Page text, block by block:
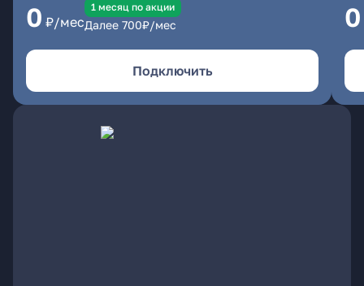
0 ₽/мес
1 месяц по акции
Далее 700₽/мес
Подключить
0